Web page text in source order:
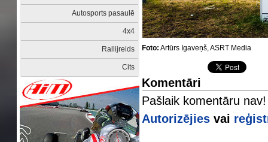
Autosports pasaulē
4x4
Rallijreids
Cits
Foto: Artūrs Igaveņš, ASRT Media
Komentāri
Pašlaik komentāru nav!
Autorizējies vai